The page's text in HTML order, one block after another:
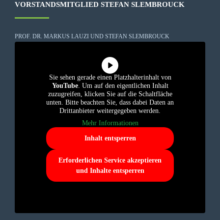
VORSTANDSMITGLIED STEFAN SLEMBROUCK
PROF. DR. MARKUS LAUZI UND STEFAN SLEMBROUCK
Sie sehen gerade einen Platzhalterinhalt von
YouTube. Um auf den eigentlichen Inhalt
zuzugreifen, klicken Sie auf die Schaltfläche
unten. Bitte beachten Sie, dass dabei Daten an
Drittanbieter weitergegeben werden.
Mehr Informationen
Inhalt entsperren
Erforderlichen Service akzeptieren
und Inhalte entsperren